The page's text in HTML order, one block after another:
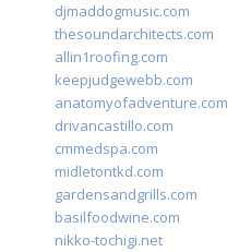
djmaddogmusic.com
thesoundarchitects.com
allin1roofing.com
keepjudgewebb.com
anatomyofadventure.com
drivancastillo.com
cmmedspa.com
midletontkd.com
gardensandgrills.com
basilfoodwine.com
nikko-tochigi.net